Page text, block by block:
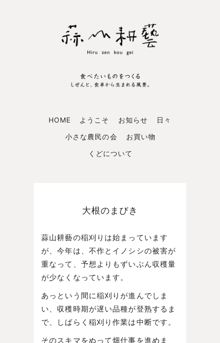
HOME ようこそ お知らせ
日々
小さな農民の会
お買い物
くどについて
大根のまびき
蒜山耕藝の稲刈りは始まっています
が、今年は、不作とイノシシの被害が
重なって、予想よりもずいぶん収穫量
が少なくなっています。
あっという間に稲刈りが進んでしま
い、収穫時期が遅い品種が登熟するま
で、しばらく稲刈り作業は中断です。
そのスキマをぬって畑仕事を進めま